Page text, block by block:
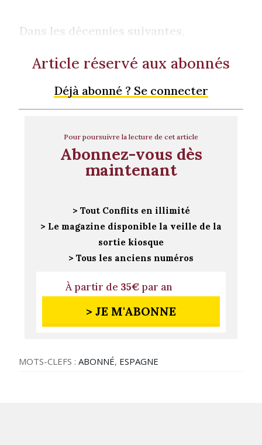
Dans les décennies suivantes,
Article réservé aux abonnés
Déjà abonné ? Se connecter
Pour poursuivre la lecture de cet article
Abonnez-vous dès
maintenant
> Tout Conflits en illimité
> Le magazine disponible la veille de la
sortie kiosque
> Tous les anciens numéros
À partir de 35€par an
> JE M'ABONNE
MOTS-CLEFS :ABONNÉ, ESPAGNE